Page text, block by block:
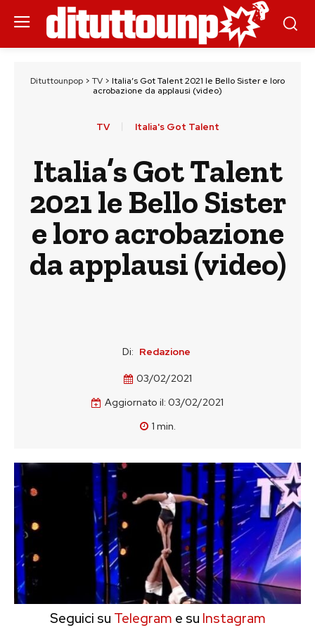
Dituttounpop > TV > Italia’s Got Talent 2021 le Bello Sister e loro
acrobazione da applausi (video)
TV Italia's Got Talent
Italia’s Got Talent
2021 le Bello Sister
e loro acrobazione
da applausi (video)
Di: Redazione
03/02/2021
Aggiornato il: 03/02/2021
1 min.
Seguici su Telegram e su Instagram